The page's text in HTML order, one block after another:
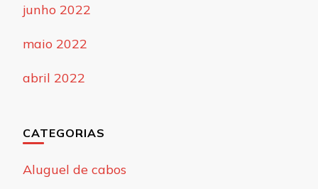
junho 2022
maio 2022
abril 2022
CATEGORIAS
Aluguel de cabos